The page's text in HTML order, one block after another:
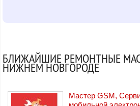
БЛИЖАЙШИЕ РЕМОНТНЫЕ
НИЖНЕМ НОВГОРОДЕ
Мастер GSM,